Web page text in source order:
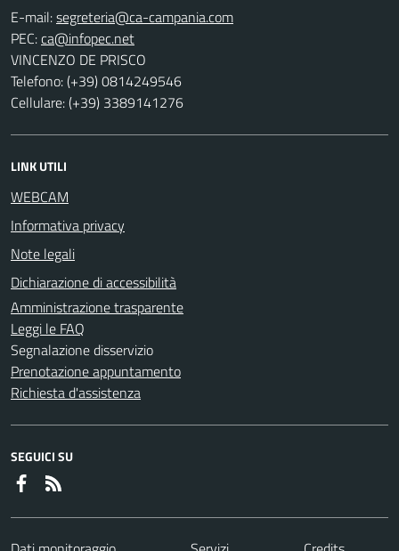
E-mail:
PEC:
VINCENZO DE PRISCO
Telefono: (+39) 0814249546
Cellulare: (+39) 3389141276
LINK UTILI
WEBCAM
Informativa privacy
Note legali
Dichiarazione di accessibilità
Amministrazione trasparente
Leggi le FAQ
Segnalazione disservizio
Prenotazione appuntamento
Richiesta d'assistenza
SEGUICI SU